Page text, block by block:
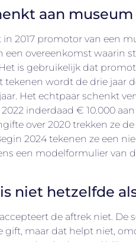
aan museum
2017 promotor van een
een overeenkomst waarin
is gebruikelijk dat
tekenen wordt de drie jaar
Het echtpaar schenkt
inderdaad € 10.000
over 2020 trekken ze
2024 tekenen ze een
een modelformulier van
niet hetzelfde
de aftrek niet. De
gift, maar dat helpt niet,